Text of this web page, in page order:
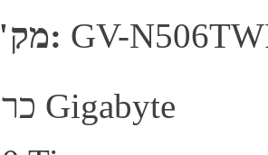
מק"ט יצרן: GV-